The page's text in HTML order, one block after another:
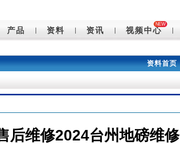
产品 资料 资讯
NEW
视频中心
资料首页
后维修2024台州地磅维修